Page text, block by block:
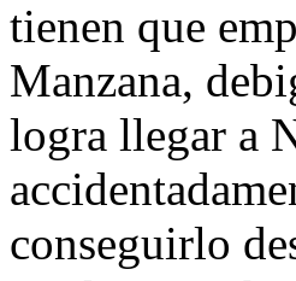
tienen que
Manzana,
logra llegar a
conseguirlo